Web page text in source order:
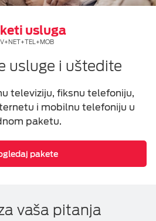
usluga
usluge i uštedite
televiziju, fiksnu telefoniju,
i mobilnu telefoniju u
paketu.
pakete
vaša pitanja